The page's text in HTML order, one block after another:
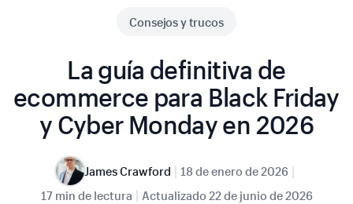
Consejos y trucos
La guía definitiva de
ecommerce para Black Friday
y Cyber Monday en 2026
James Crawford | 18 de enero de 2026 |
17 min de lectura | Actualizado 22 de junio de 2026